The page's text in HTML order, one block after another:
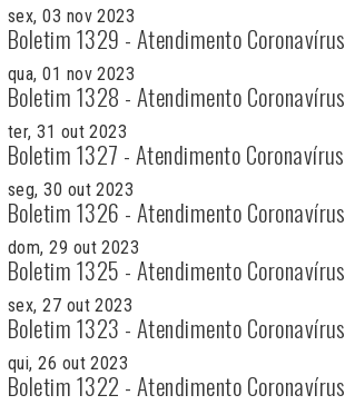
sex, 03 nov 2023
Boletim 1329 - Atendimento Coronavírus
qua, 01 nov 2023
Boletim 1328 - Atendimento Coronavírus
ter, 31 out 2023
Boletim 1327 - Atendimento Coronavírus
seg, 30 out 2023
Boletim 1326 - Atendimento Coronavírus
dom, 29 out 2023
Boletim 1325 - Atendimento Coronavírus
sex, 27 out 2023
Boletim 1323 - Atendimento Coronavírus
qui, 26 out 2023
Boletim 1322 - Atendimento Coronavírus